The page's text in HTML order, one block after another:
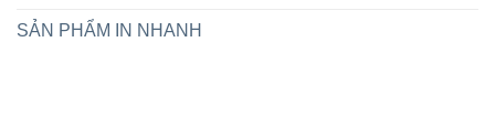
SẢN PHẨM IN NHANH